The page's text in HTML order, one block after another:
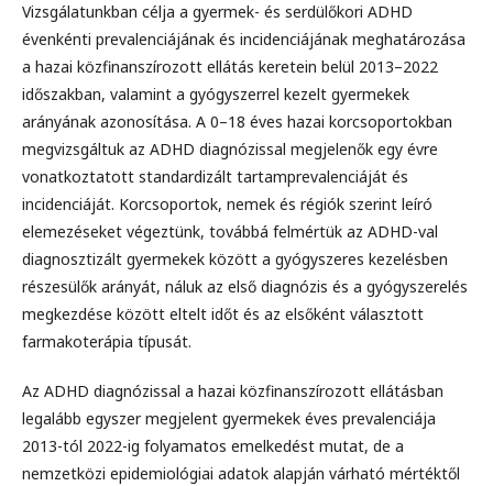
Vizsgálatunkban célja a gyermek- és serdülőkori ADHD
évenkénti prevalenciájának és incidenciájának meghatározása
a hazai közfinanszírozott ellátás keretein belül 2013–2022
időszakban, valamint a gyógyszerrel kezelt gyermekek
arányának azonosítása. A 0–18 éves hazai korcsoportokban
megvizsgáltuk az ADHD diagnózissal megjelenők egy évre
vonatkoztatott standardizált tartamprevalenciáját és
incidenciáját. Korcsoportok, nemek és régiók szerint leíró
elemezéseket végeztünk, továbbá felmértük az ADHD-val
diagnosztizált gyermekek között a gyógyszeres kezelésben
részesülők arányát, náluk az első diagnózis és a gyógyszerelés
megkezdése között eltelt időt és az elsőként választott
farmakoterápia típusát.
Az ADHD diagnózissal a hazai közfinanszírozott ellátásban
legalább egyszer megjelent gyermekek éves prevalenciája
2013-tól 2022-ig folyamatos emelkedést mutat, de a
nemzetközi epidemiológiai adatok alapján várható mértéktől